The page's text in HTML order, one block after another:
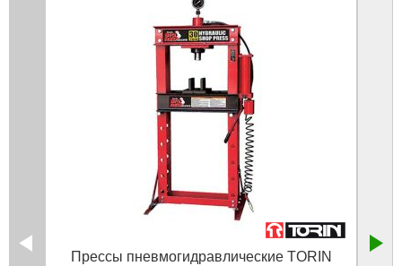
Прессы пневмогидравлические TORIN